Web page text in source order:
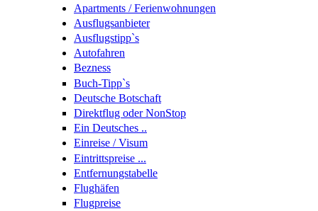
Apartments / Ferienwohnungen
Ausflugsanbieter
Ausflugstipp`s
Autofahren
Bezness
Buch-Tipp`s
Deutsche Botschaft
Direktflug oder NonStop
Ein Deutsches ..
Einreise / Visum
Eintrittspreise ...
Entfernungstabelle
Flughäfen
Flugpreise